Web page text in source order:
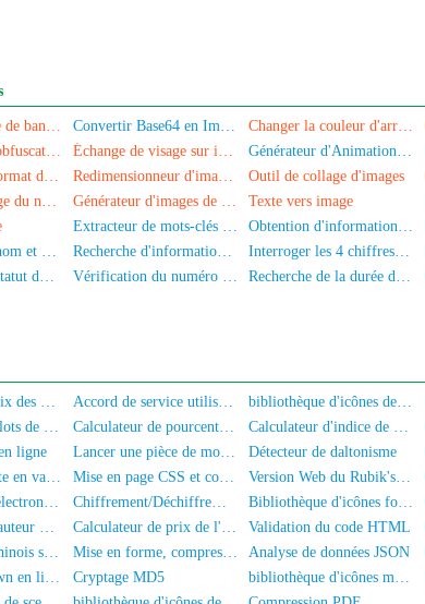
Création d'image de bannière Convertir Base64 en Image Changer la couleur d'arrière-plan de la photo
Obfuscation/désobfuscation d'image
Échange de visage sur image par IA Générateur d'Animation GIF
Conversion du format d'image
Redimensionneur d'images par lots Outil de collage d'images
Outil de comptage du nombre de personnes sur les photos
Générateur d'images de signature manuscrite Texte vers image
Extracteur de mots-clés de texte Obtention d'informations sur la carte d'identité
Vérification du nom et du numéro de la carte d'identité
Recherche d'informations sur l'adresse IP Interroger les 4 chiffres du milieu du numéro de téléphone
Vérification du statut du numéro de téléphone
Vérification du numéro de mobile et du nom Recherche de la durée d'inscription du numéro de mobile
Estimation du prix des ordinateurs/téléphones portables d'occasion Accord de service utilisateur et Politique de confidentialité bibliothèque d'icônes de police Akar-Icons
Vérification par lots de l'authentification réelle des numéros de mobile/Carte d'identité
Calculateur de pourcentage de graisse corporelle Calculateur d'indice de masse corporelle
ligne
Lancer une pièce de monnaie Détecteur de daltonisme
Convertir du texte en variable JS
Mise en page CSS et compression Version Web du Rubik's Cube
Carte d'identité électronique
Chiffrement/Déchiffrement de Texte Bibliothèque d'icônes font-awesome
Calculateur de hauteur de talon aiguille
Calculateur de prix de l'immobilier Validation du code HTML
Conversion du chinois simplifié au chinois traditionnel
Mise en forme, compression, cryptage/obscurcissement du code JS Analyse de données JSON
Éditeur Markdown en ligne
Cryptage MD5 bibliothèque d'icônes mdi-font